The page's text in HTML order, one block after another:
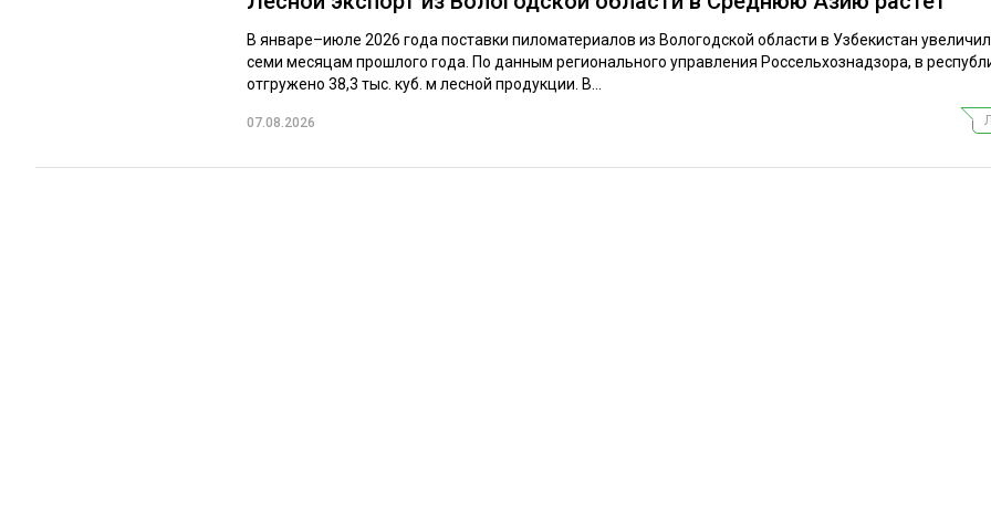
В январе–июле 2026 года поставки пиломатериалов из Вологодской области в Узбекистан
семи месяцам прошлого года. По данным регионального управления Россельхознадзора, в
отгружено 38,3 тыс. куб. м лесной продукции. В...
07.08.2026